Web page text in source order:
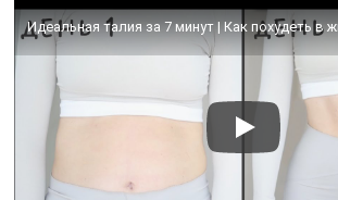
Идеальная талия за 7 минут | Как похудеть в